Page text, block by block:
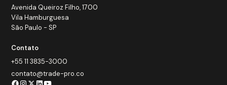
Avenida Queiroz Filho, 1700
Vila Hamburguesa
São Paulo - SP
Contato
+55 11 3835-3000
contato@trade-pro.co